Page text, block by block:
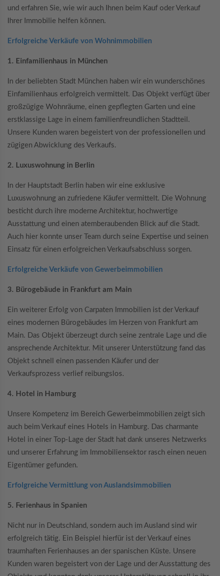
und erfahren Sie, wie wir auch Ihnen beim Kauf oder Verkauf
Ihrer Immobilie helfen können.
Erfolgreiche Verkäufe von Wohnimmobilien
1. Einfamilienhaus in München
In der beliebten Stadt München haben wir ein wunderschönes
Einfamilienhaus erfolgreich vermittelt. Das Objekt verfügt über
großzügige Wohnräume, einen gepflegten Garten und eine
erstklassige Lage in einem familienfreundlichen Stadtteil.
Unsere Kunden waren begeistert von der professionellen und
zügigen Abwicklung des Verkaufs.
2. Luxuswohnung in Berlin
In der Hauptstadt Berlin haben wir eine exklusive
Luxuswohnung an zufriedene Käufer vermittelt. Die Wohnung
besticht durch ihre moderne Architektur, hochwertige
Ausstattung und einen atemberaubenden Blick auf die Stadt.
Auch hier konnte unser Team durch seine Expertise und seinen
Einsatz für einen erfolgreichen Verkaufsabschluss sorgen.
Erfolgreiche Verkäufe von Gewerbeimmobilien
3. Bürogebäude in Frankfurt am Main
Ein weiterer Erfolg von Carpaten Immobilien ist der Verkauf
eines modernen Bürogebäudes im Herzen von Frankfurt am
Main. Das Objekt überzeugt durch seine zentrale Lage und die
ansprechende Architektur. Mit unserer Unterstützung fand das
Objekt schnell einen passenden Käufer und der
Verkaufsprozess verlief reibungslos.
4. Hotel in Hamburg
Unsere Kompetenz im Bereich Gewerbeimmobilien zeigt sich
auch beim Verkauf eines Hotels in Hamburg. Das charmante
Hotel in einer Top-Lage der Stadt hat dank unseres Netzwerks
und unserer Erfahrung im Immobiliensektor rasch einen neuen
Eigentümer gefunden.
Erfolgreiche Vermittlung von Auslandsimmobilien
5. Ferienhaus in Spanien
Nicht nur in Deutschland, sondern auch im Ausland sind wir
erfolgreich tätig. Ein Beispiel hierfür ist der Verkauf eines
traumhaften Ferienhauses an der spanischen Küste. Unsere
Kunden waren begeistert von der Lage und der Ausstattung des